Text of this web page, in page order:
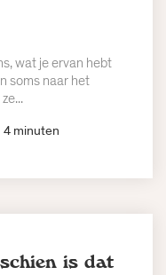
wat je ervan hebt
soms naar het
4 minuten
is dat